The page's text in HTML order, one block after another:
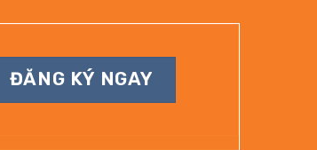
ĐĂNG KÝ NGAY